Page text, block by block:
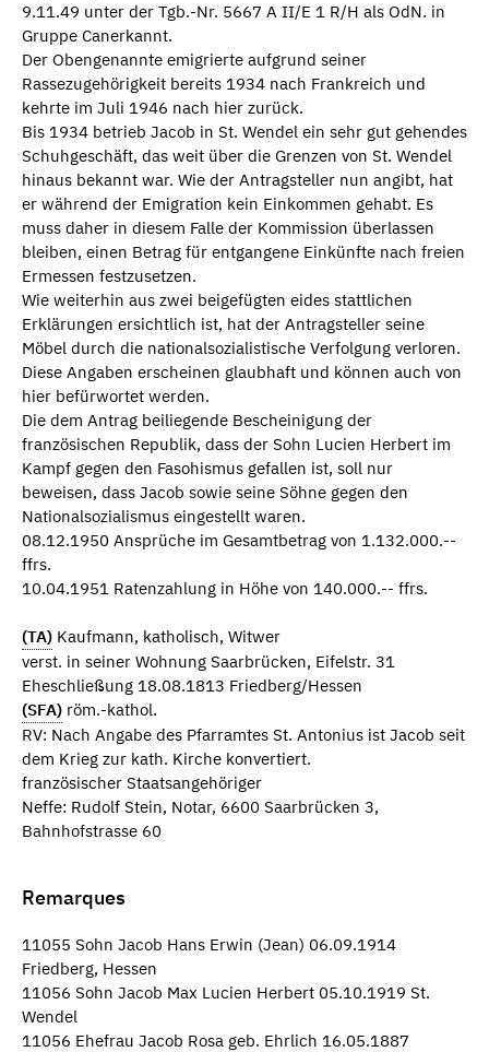
9.11.49 unter der Tgb.-Nr. 5667 A II/E 1 R/H als OdN. in
Gruppe Canerkannt.
Der Obengenannte emigrierte aufgrund seiner
Rassezugehörigkeit bereits 1934 nach Frankreich und
kehrte im Juli 1946 nach hier zurück.
Bis 1934 betrieb Jacob in St. Wendel ein sehr gut gehendes
Schuhgeschäft, das weit über die Grenzen von St. Wendel
hinaus bekannt war. Wie der Antragsteller nun angibt, hat
er während der Emigration kein Einkommen gehabt. Es
muss daher in diesem Falle der Kommission überlassen
bleiben, einen Betrag für entgangene Einkünfte nach freien
Ermessen festzusetzen.
Wie weiterhin aus zwei beigefügten eides stattlichen
Erklärungen ersichtlich ist, hat der Antragsteller seine
Möbel durch die nationalsozialistische Verfolgung verloren.
Diese Angaben erscheinen glaubhaft und können auch von
hier befürwortet werden.
Die dem Antrag beiliegende Bescheinigung der
französischen Republik, dass der Sohn Lucien Herbert im
Kampf gegen den Fasohismus gefallen ist, soll nur
beweisen, dass Jacob sowie seine Söhne gegen den
Nationalsozialismus eingestellt waren.
08.12.1950 Ansprüche im Gesamtbetrag von 1.132.000.--
ffrs.
10.04.1951 Ratenzahlung in Höhe von 140.000.-- ffrs.
(TA) Kaufmann, katholisch, Witwer
verst. in seiner Wohnung Saarbrücken, Eifelstr. 31
Eheschließung 18.08.1813 Friedberg/Hessen
(SFA) röm.-kathol.
RV: Nach Angabe des Pfarramtes St. Antonius ist Jacob seit
dem Krieg zur kath. Kirche konvertiert.
französischer Staatsangehöriger
Neffe: Rudolf Stein, Notar, 6600 Saarbrücken 3,
Bahnhofstrasse 60
Remarques
11055 Sohn Jacob Hans Erwin (Jean) 06.09.1914
Friedberg, Hessen
11056 Sohn Jacob Max Lucien Herbert 05.10.1919 St.
Wendel
11056 Ehefrau Jacob Rosa geb. Ehrlich 16.05.1887